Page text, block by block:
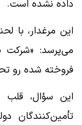
داده نشده است.
این مرغدار، با
می‌پرسد: «شرکت
فروخته شده رو
این سؤال،
تأمین‌کنندگان